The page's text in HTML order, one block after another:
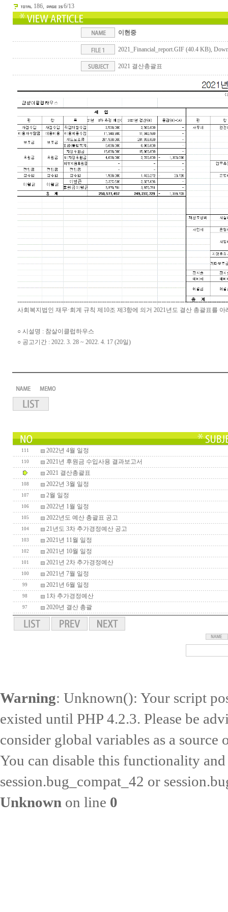
186, 6/13
이현중
2021_Financial_report.GIF (40.4 KB),
2021 결산총괄표
사회복지법인 재무·회계 규칙 제10조 제3항에 의거 2021년도 결산 총괄표를
○ 시설명 : 참살이클럽하우스
○ 공고기간 : 2022. 3. 28 ~ 2022. 4. 17 (20일)
111 2022년 4월 일정
110
2021년 후원금 수입사용 결과보고서
2021 결산총괄표
108 2022년 3월 일정
107 2월 일정
106 2022년 1월 일정
105 2022년도 예산 총괄표 공고
104 21년도 3차 추가경정예산 공고
103 2021년 11월 일정
102 2021년 10월 일정
101 2021년 2차 추가경정예산
100 2021년 7월 일정
99 2021년 6월 일정
98 1차 추가경정예산
97 2020년 결산 총괄
Warning: Unknown(): Your script
existed until PHP 4.2.3. Please be
consider global variables as a source
You can disable this functionality
session.bug_compat_42 or
Unknown on line 0